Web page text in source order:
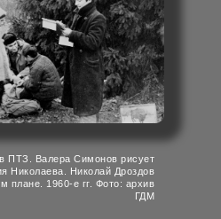
ПТЗ. Валера Симонов рисует
Николаева. Николай Дроздов
плане. 1960-е гг. Фото: архив
ГДМ
«В мире животных»